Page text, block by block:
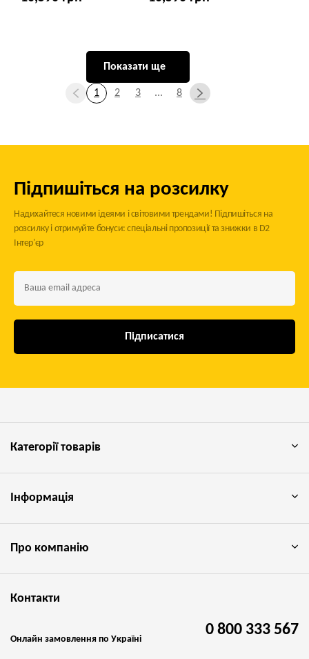
Показати ще
1 2 3 ... 8
Підпишіться на розсилку
Надихайтеся новими ідеями і світовими трендами! Підпишіться на
розсилку і отримуйте бонуси: спеціальні пропозиції та знижки в D2
Інтер'єр
Підписатися
Категорії товарів
Інформація
Про компанію
Контакти
Онлайн замовлення по Україні
0 800 333 567